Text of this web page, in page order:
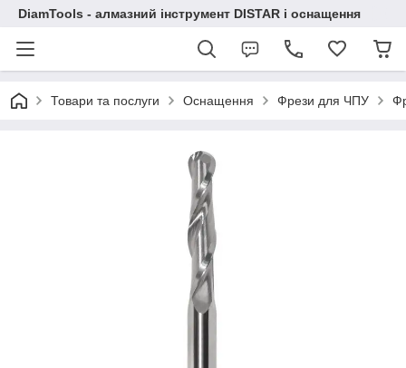
DiamTools - алмазний інструмент DISTAR і оснащення
Товари та послуги Оснащення Фрези для ЧПУ